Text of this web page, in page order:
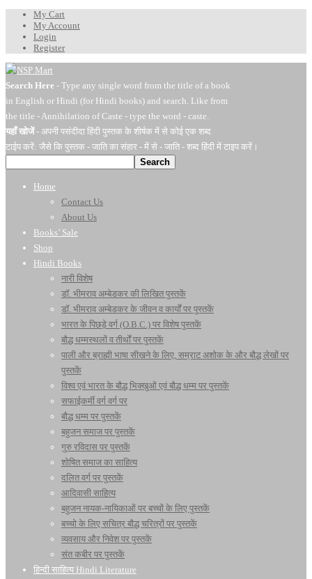
My Cart
My Account
Login
Register
Search Here - Type any single word from the title of a book
in English or Hindi (for Hindi books) and search. Like from
the title - Annihilation of Caste - type the word - caste.
यहाँ खोजें- अपनी पसंदीदा हिंदी पुस्तक के शीर्षक में से कोई एक शब्द
टाईप करें: जैसे कि पुस्तक - जाति का संहार - में से - जाति - शब्द हिंदी में टाइप करें।
Search
Home
Contact Us
About Us
Books’ Sale
Shop
Hindi Books
नारी विशेष
डॉ. भीमराव अम्बेडकर की लिखित पुस्तकें
डॉ. भीमराव अम्बेडकर के जीवन व कार्यों पर पुस्तकें
भारत के पिछड़े वर्ग (O.B.C.) पर विशेष पुस्तकें
बौद्ध धम्मस्थलों व तीर्थों पर पुस्तकें
पाली और ब्राह्मी भाषा सीखने के लिए, सम्राट अशोक के और बौद्ध लेखों पर
पुस्तकें
विश्व एवं भारत के बौद्ध भिक्खुओं एवं बौद्ध धम्म पर पुस्तकें
सफाईकर्मी वर्ग वर्ग पर
बौद्ध धम्म पर पुस्तकें
बहुजन समाज पर पुस्तकें
गुरु रविदास पर पुस्तकें
शोषित समाज का साहित्य
दलित वर्ग पर पुस्तकें
आदिवासी साहित्य
बहुजन नायक-नायिकाओं पर बच्चों के लिए पुस्तकें
बच्चो के लिए सचित्र बौद्ध चरित्रों पर पुस्तकें
व्यवसाय और निवेश पर पुस्तकें
संत कबीर पर पुस्तकें
हिन्दी साहित्य Hindi Literature